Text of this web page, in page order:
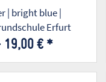
| bright blue |
Erfurt
19,00 € *